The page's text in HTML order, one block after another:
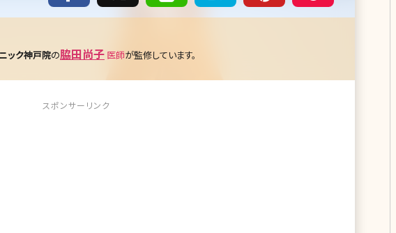
ック神戸院の脇田尚子 医師が監修しています。
スポンサーリンク